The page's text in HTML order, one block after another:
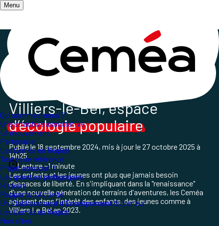
Menu
Qui sommes-nous ?
Une structure associative
Le mouvement
Partenariat
Les Ceméa en Région
Textes de référence
Projet associatif
Les grand.es pédagogues
Histoire
Rapports d'Activité
Un Etablissement d'Enseignement Supérieur
Les Ceméa en Région
Nos sites
Accueil/ Les champs d'action /
Terrain d'aventures
Terrain d'aventures - Ceméa IDF en 2023
Villiers-le-Bel, espace
d’écologie populaire
Publié le18 septembre 2024, mis à jour le27 octobre 2025 à
14h25
Lecture ~1 minute
Les enfants et les jeunes ont plus que jamais besoin
d’espaces de liberté. En s'impliquant dans la "renaissance"
d'une nouvelle génération de terrains d'aventures, les Ceméa
agissent dans l'intérêt des enfants, des jeunes comme à
Villiers Le Bel en 2023.